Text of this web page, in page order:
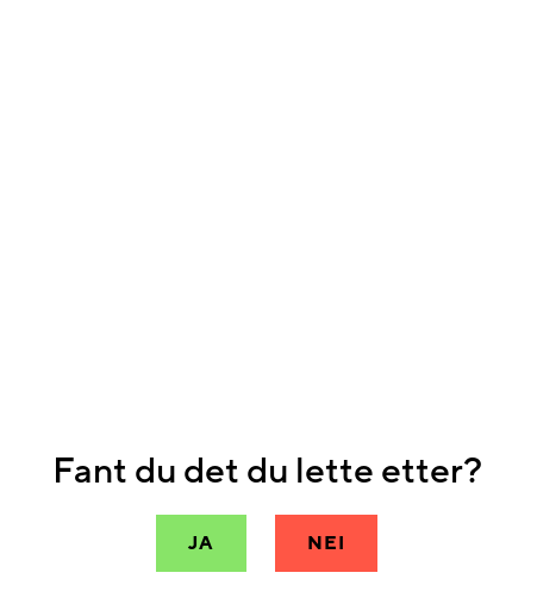
Fant du det du lette etter?
JA NEI